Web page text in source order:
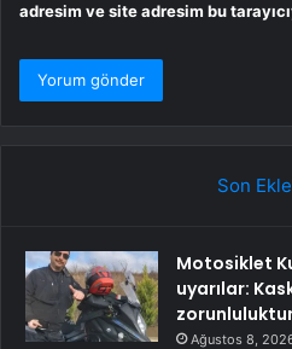
adresim ve site adresim bu
Son
Motosiklet
uyarılar:
Ağustos 8,